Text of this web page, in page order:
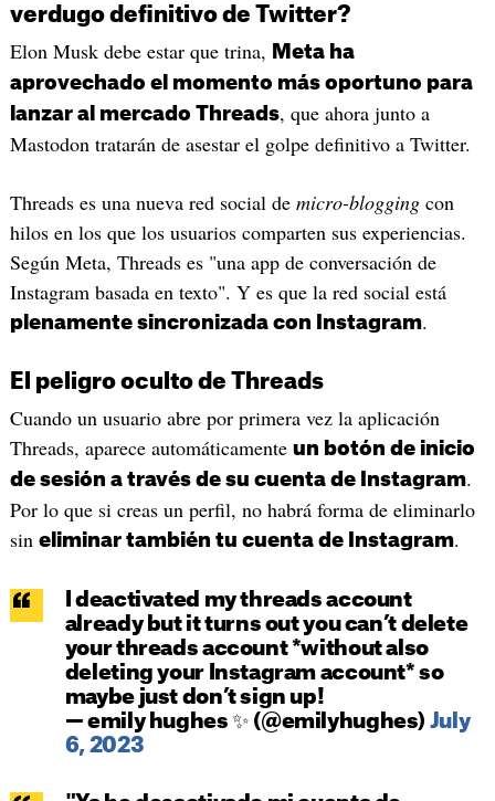
verdugo definitivo de Twitter?
Elon Musk debe estar que trina,
Meta ha
aprovechado el momento más oportuno para
lanzar al mercado Threads, que ahora junto a
Mastodon tratarán de asestar el golpe definitivo a Twitter.
Threads es una nueva red social de micro-bloggingcon
hilos en los que los usuarios comparten sus experiencias.
Según Meta, Threads es "una app de conversación de
Instagram basada en texto". Y es que la red social está
plenamente sincronizada con Instagram.
El peligro oculto de Threads
Cuando un usuario abre por primera vez la aplicación
Threads, aparece automáticamente un botón de inicio
de sesión a través de su cuenta de Instagram.
Por lo que si creas un perfil, no habrá forma de eliminarlo
sin eliminar también tu cuenta de Instagram.
I deactivated my threads account
already but it turns out you can’t delete
your threads account *without also
deleting your Instagram account* so
maybe just don’t sign up!
— emily hughes ✨ (@emilyhughes) July
6, 2023